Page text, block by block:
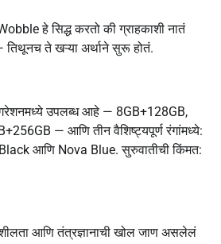
Wobble हे सिद्ध करतो की ग्राहकाशी नातं
तिथूनच ते खऱ्या अर्थाने सुरू होतं.
उपलब्ध आहे — 8GB+128GB,
— आणि तीन वैशिष्ट्यपूर्ण रंगांमध्ये:
आणि Nova Blue. सुरुवातीची किंमत:
आणि तंत्रज्ञानाची खोल जाण असलेलं